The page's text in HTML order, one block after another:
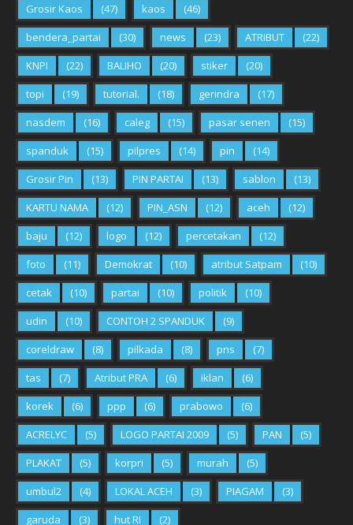
Grosir Kaos
(47) kaos
(46)
bendera_partai
(30) news (23) ATRIBUT
(22)
KNPI
(22) BALIHO (20) stiker
(20)
topi
(19) tutorial. (18) gerindra
(17)
nasdem
(16) caleg (15) pasar senen
(15)
spanduk
(15) pilpres (14) pin
(14)
Grosir Pin
(13) PIN PARTAI (13) sablon
(13)
KARTU NAMA
(12) PIN_ASN (12) aceh
(12)
baju
(12) logo (12) percetakan
(12)
foto
(11) Demokrat (10) atribut Satpam
(10)
cetak
(10) partai (10) politik
(10)
udin
(10) CONTOH 2 SPANDUK
(9)
coreldraw
(8) pilkada (8) pns
(7)
tas
(7) Atribut PRA (6) iklan
(6)
korek
(6) ppp (6) prabowo
(6)
ACRELYC
(5) LOGO PARTAI 2009 (5) PAN
(5)
PLAKAT
(5) korpri (5) murah
(5)
umbul2
(4) LOKAL ACEH (3) PIAGAM
(3)
garuda
(3) hut RI (2)